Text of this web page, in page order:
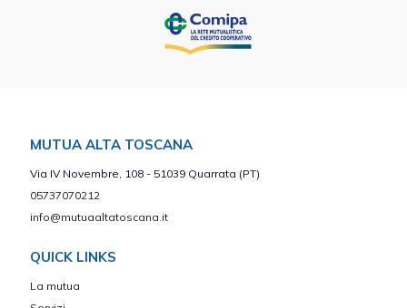
MUTUA ALTA TOSCANA
Via IV Novembre, 108 - 51039 Quarrata (PT)
05737070212
info@mutuaaltatoscana.it
QUICK LINKS
La mutua